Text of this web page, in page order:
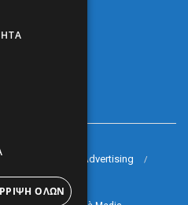
93
Arkè Advertising
ΌΛΩΝ